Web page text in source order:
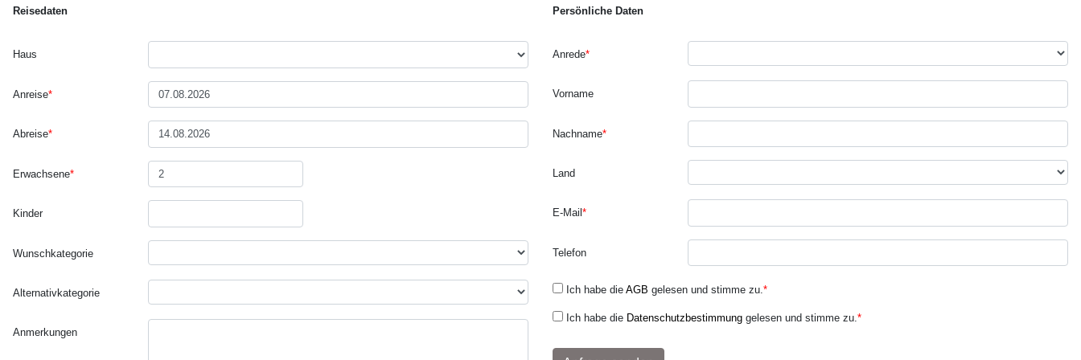
Reisedaten
Haus
Anreise*
Abreise*
Erwachsene*
Kinder
Wunsch­kategorie
Alternativ­kategorie
Anmerkungen
Persönliche Daten
Anrede*
Vorname
Nachname*
Land
E-Mail *
Telefon
Ich habe die AGB gelesen und stimme zu.*
Ich habe die Datenschutzbestimmung gelesen und stimme zu.*